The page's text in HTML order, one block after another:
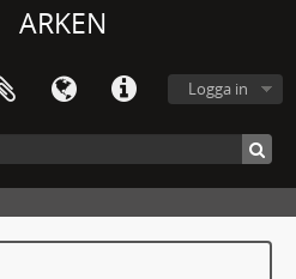
ARKEN
Logga in